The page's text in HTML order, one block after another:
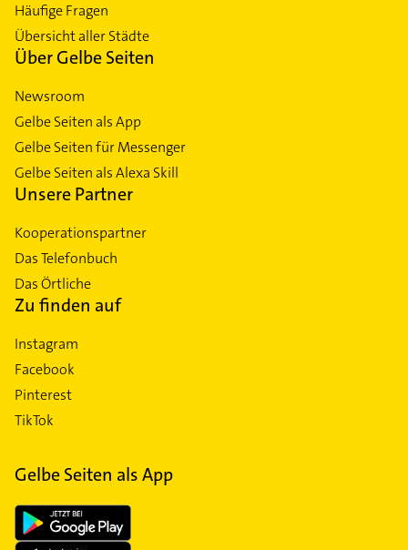
Häufige Fragen
Übersicht aller Städte
Über Gelbe Seiten
Newsroom
Gelbe Seiten als App
Gelbe Seiten für Messenger
Gelbe Seiten als Alexa Skill
Unsere Partner
Kooperationspartner
Das Telefonbuch
Das Örtliche
Zu finden auf
Instagram
Facebook
Pinterest
TikTok
Gelbe Seiten als App